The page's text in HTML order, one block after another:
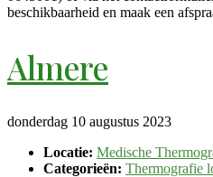
beschikbaarheid en maak een
Almere
donderdag 10 augustus 2023
Locatie: Medische
Categorieën: Thermografie